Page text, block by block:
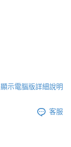
顯示電腦版詳細說明
客服